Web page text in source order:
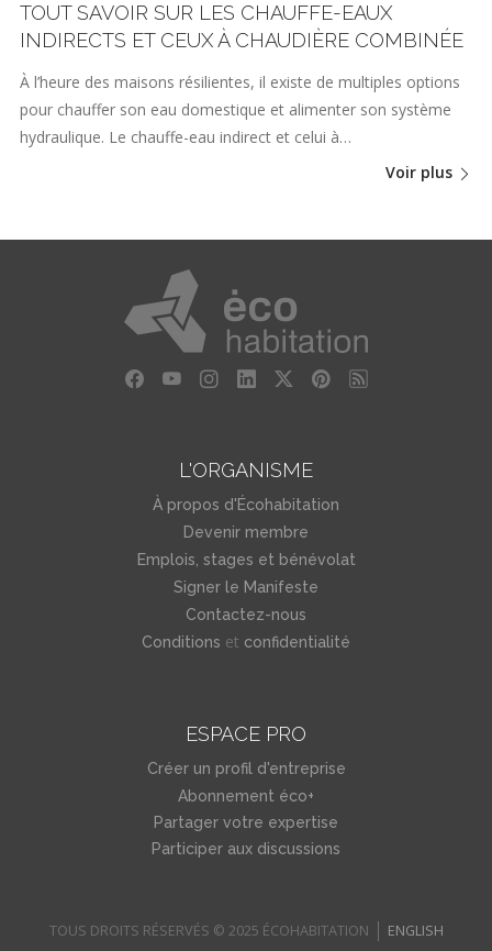
TOUT SAVOIR SUR LES CHAUFFE-EAUX
INDIRECTS ET CEUX À CHAUDIÈRE COMBINÉE
À l’heure des maisons résilientes, il existe de multiples options
pour chauffer son eau domestique et alimenter son système
hydraulique. Le chauffe-eau indirect et celui à…
Voir plus
L'ORGANISME
À propos d'Écohabitation
Devenir membre
Emplois, stages et bénévolat
Signer le Manifeste
Contactez-nous
Conditions et confidentialité
ESPACE PRO
Créer un profil d'entreprise
Abonnement éco+
Partager votre expertise
Participer aux discussions
TOUS DROITS RÉSERVÉS © 2025 ÉCOHABITATION ENGLISH